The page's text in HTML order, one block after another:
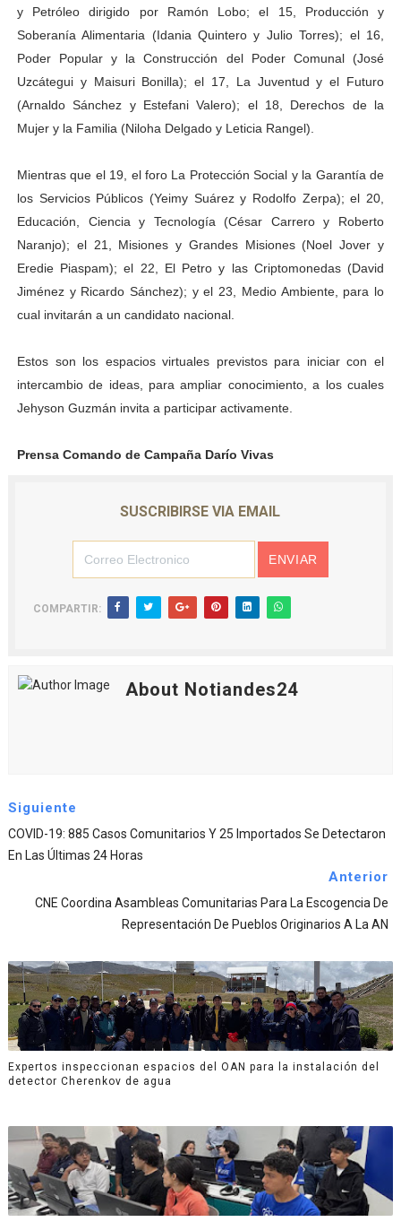
y Petróleo dirigido por Ramón Lobo; el 15, Producción y
Soberanía Alimentaria (Idania Quintero y Julio Torres); el 16,
Poder Popular y la Construcción del Poder Comunal (José
Uzcátegui y Maisuri Bonilla); el 17, La Juventud y el Futuro
(Arnaldo Sánchez y Estefani Valero); el 18, Derechos de la
Mujer y la Familia (Niloha Delgado y Leticia Rangel).
Mientras que el 19, el foro La Protección Social y la Garantía de
los Servicios Públicos (Yeimy Suárez y Rodolfo Zerpa); el 20,
Educación, Ciencia y Tecnología (César Carrero y Roberto
Naranjo); el 21, Misiones y Grandes Misiones (Noel Jover y
Eredie Piaspam); el 22, El Petro y las Criptomonedas (David
Jiménez y Ricardo Sánchez); y el 23, Medio Ambiente, para lo
cual invitarán a un candidato nacional.
Estos son los espacios virtuales previstos para iniciar con el
intercambio de ideas, para ampliar conocimiento, a los cuales
Jehyson Guzmán invita a participar activamente.
Prensa Comando de Campaña Darío Vivas
SUSCRIBIRSE VIA EMAIL
COMPARTIR:
About Notiandes24
Siguiente
COVID-19: 885 Casos Comunitarios Y 25 Importados Se Detectaron
En Las Últimas 24 Horas
Anterior
CNE Coordina Asambleas Comunitarias Para La Escogencia De
Representación De Pueblos Originarios A La AN
Expertos inspeccionan espacios del OAN para la instalación del
detector Cherenkov de agua